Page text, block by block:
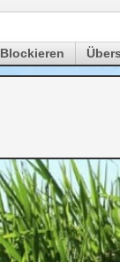
Blockieren